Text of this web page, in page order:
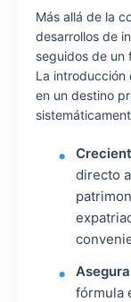
Más allá de la
desarrollos de
seguidos de un
La introducción
en un destino
directo
fórmula